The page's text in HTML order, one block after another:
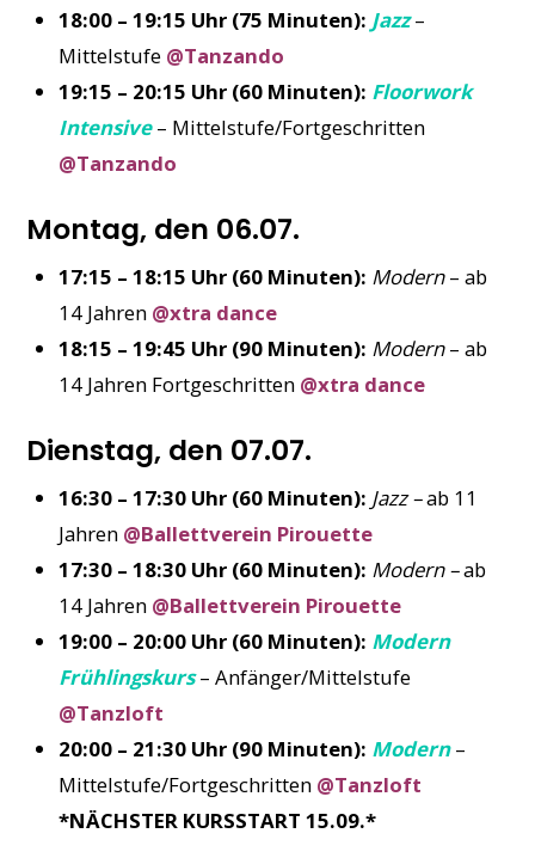
18:00 – 19:15 Uhr (75 Minuten): Jazz–
Mittelstufe @Tanzando
19:15 – 20:15 Uhr (60 Minuten): Floorwork
Intensive– Mittelstufe/Fortgeschritten
@Tanzando
Montag, den 06.07.
17:15 – 18:15 Uhr (60 Minuten): Modern– ab
14 Jahren @xtra dance
18:15 – 19:45 Uhr (90 Minuten): Modern– ab
14 Jahren Fortgeschritten @xtra dance
Dienstag, den 07.07.
16:30 – 17:30 Uhr (60 Minuten): Jazz –ab 11
Jahren @Ballettverein Pirouette
17:30 – 18:30 Uhr (60 Minuten): Modern –ab
14 Jahren @Ballettverein Pirouette
19:00 – 20:00 Uhr (60 Minuten): Modern
Frühlingskurs– Anfänger/Mittelstufe
@Tanzloft
20:00 – 21:30 Uhr (90 Minuten): Modern–
Mittelstufe/Fortgeschritten @Tanzloft
*NÄCHSTER KURSSTART 15.09.*